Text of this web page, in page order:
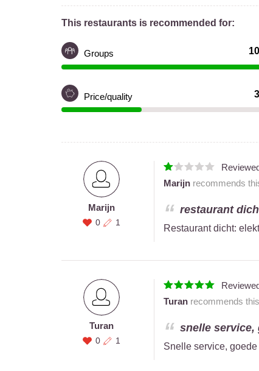
This restaurants is recommended for:
Groups
Price/quality
Marijn
0 1
Marijnrecommends
restaurant
Restaurant dicht:
Turan
0 1
Turanrecommends
snelle service,
Snelle service,